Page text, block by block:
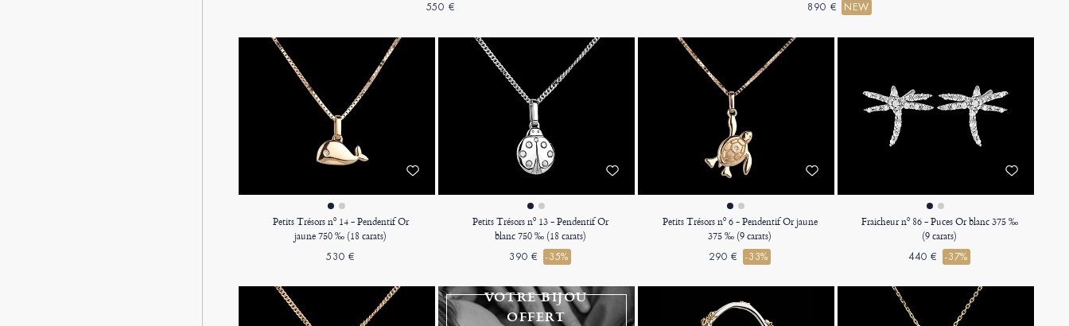
550 € 890 € NEW
Petits Trésors nº 14 - Pendentif Or
jaune 750 ‰ (18 carats)
530 €
Petits Trésors nº 13 - Pendentif Or
blanc 750 ‰ (18 carats)
390 € -35%
Petits Trésors nº 6 - Pendentif Or jaune
375 ‰ (9 carats)
290 € -33%
Fraicheur nº 86 - Puces Or blanc 375 ‰
(9 carats)
440 € -37%
VOTRE BIJOU
OFFERT